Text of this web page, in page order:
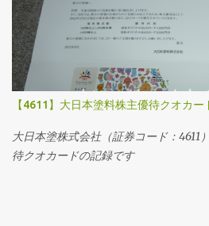
【4611】大日本塗料株主優待クオカ
大日本塗株式会社（証券コード：4611
待クオカードの記録です